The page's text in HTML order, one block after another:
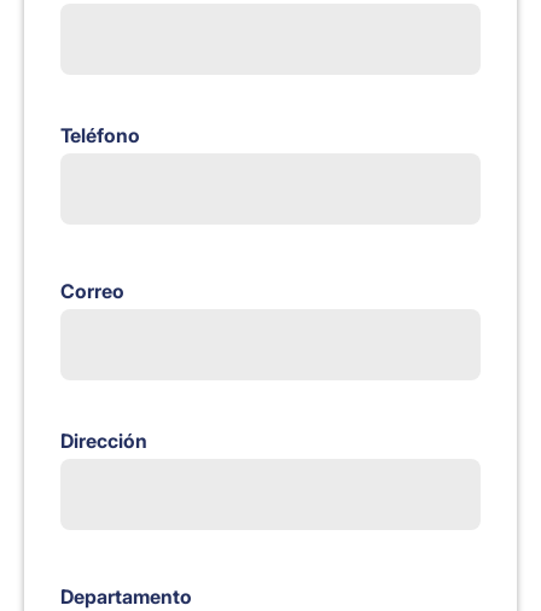
Teléfono
Correo
Dirección
Departamento